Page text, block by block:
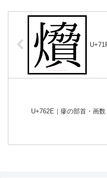
U+762E｜瘮の部首・画